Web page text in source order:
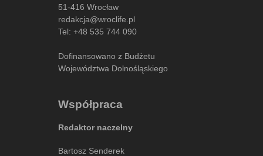
51-416 Wrocław
redakcja@wroclife.pl
Tel: +48 535 744 090
Dofinansowano z Budżetu
Województwa Dolnośląskiego
Współpraca
Redaktor naczelny
Bartosz Senderek